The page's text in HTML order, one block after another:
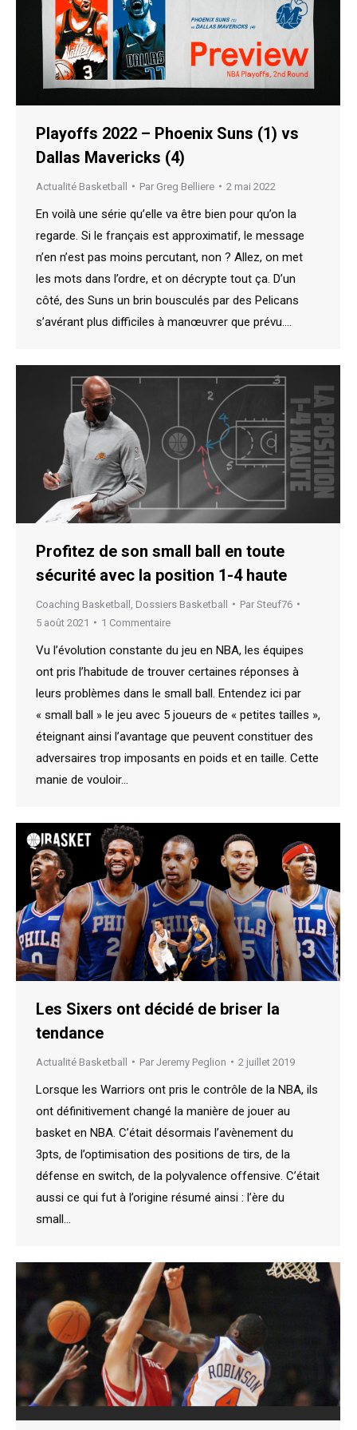
Playoffs 2022 – Phoenix Suns (1) vs
Dallas Mavericks (4)
Actualité Basketball Par Greg Belliere 2 mai 2022
En voilà une série qu’elle va être bien pour qu’on la
regarde. Si le français est approximatif, le message
n’en n’est pas moins percutant, non ? Allez, on met
les mots dans l’ordre, et on décrypte tout ça. D’un
côté, des Suns un brin bousculés par des Pelicans
s’avérant plus difficiles à manœuvrer que prévu.…
Profitez de son small ball en toute
sécurité avec la position 1-4 haute
Coaching Basketball Dossiers Basketball Par Steuf76
5 août 2021
1 Commentaire
Vu l’évolution constante du jeu en NBA, les équipes
ont pris l’habitude de trouver certaines réponses à
leurs problèmes dans le small ball. Entendez ici par
« small ball » le jeu avec 5 joueurs de « petites tailles »,
éteignant ainsi l’avantage que peuvent constituer des
adversaires trop imposants en poids et en taille. Cette
manie de vouloir…
Les Sixers ont décidé de briser la
tendance
Actualité Basketball Par Jeremy Peglion 2 juillet 2019
Lorsque les Warriors ont pris le contrôle de la NBA, ils
ont définitivement changé la manière de jouer au
basket en NBA. C’était désormais l’avènement du
3pts, de l’optimisation des positions de tirs, de la
défense en switch, de la polyvalence offensive. C’était
aussi ce qui fut à l’origine résumé ainsi : l’ère du
small…